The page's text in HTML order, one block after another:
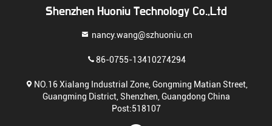
Shenzhen Huoniu Technology Co.,Ltd
nancy.wang@szhuoniu.cn
86-0755-13410274294
NO.16 Xialang Industrial Zone, Gongming Matian Street,
Guangming District, Shenzhen, Guangdong China
Post:518107